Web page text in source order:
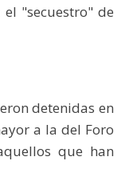
"secuestro" de
detenidas en
a la del Foro
que han